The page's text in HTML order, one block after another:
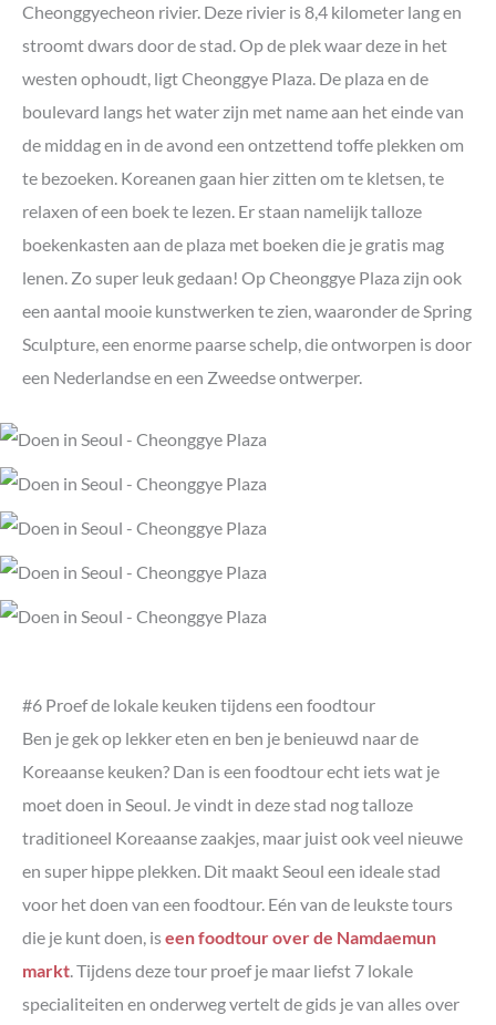
Cheonggyecheon rivier. Deze rivier is 8,4 kilometer lang en
stroomt dwars door de stad. Op de plek waar deze in het
westen ophoudt, ligt Cheonggye Plaza. De plaza en de
boulevard langs het water zijn met name aan het einde van
de middag en in de avond een ontzettend toffe plekken om
te bezoeken. Koreanen gaan hier zitten om te kletsen, te
relaxen of een boek te lezen. Er staan namelijk talloze
boekenkasten aan de plaza met boeken die je gratis mag
lenen. Zo super leuk gedaan! Op Cheonggye Plaza zijn ook
een aantal mooie kunstwerken te zien, waaronder de Spring
Sculpture, een enorme paarse schelp, die ontworpen is door
een Nederlandse en een Zweedse ontwerper.
#6 Proef de lokale keuken tijdens een foodtour
Ben je gek op lekker eten en ben je benieuwd naar de
Koreaanse keuken? Dan is een foodtour echt iets wat je
moet doen in Seoul. Je vindt in deze stad nog talloze
traditioneel Koreaanse zaakjes, maar juist ook veel nieuwe
en super hippe plekken. Dit maakt Seoul een ideale stad
voor het doen van een foodtour. Eén van de leukste tours
die je kunt doen, iseen foodtour over de Namdaemun
markt. Tijdens deze tour proef je maar liefst 7 lokale
specialiteiten en onderweg vertelt de gids je van alles over